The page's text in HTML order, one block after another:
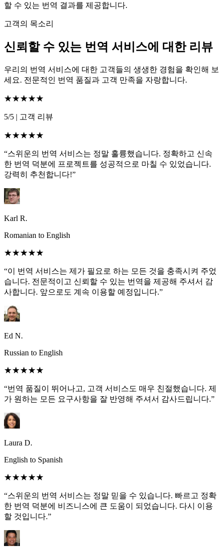
할 수 있는 번역 결과를 제공합니다.
고객의 목소리
신뢰할 수 있는 번역 서비스에 대한 리뷰
우리의 번역 서비스에 대한 고객들의 생생한 경험을 확인해 보
세요. 전문적인 번역 품질과 고객 만족을 자랑합니다.
★★★★★
5/5 | 고객 리뷰
★★★★★
“스위운의 번역 서비스는 정말 훌륭했습니다. 정확하고 신속
한 번역 덕분에 프로젝트를 성공적으로 마칠 수 있었습니다.
강력히 추천합니다!”
Karl R.
Romanian to English
★★★★★
“이 번역 서비스는 제가 필요로 하는 모든 것을 충족시켜 주었
습니다. 전문적이고 신뢰할 수 있는 번역을 제공해 주셔서 감
사합니다. 앞으로도 계속 이용할 예정입니다.”
Ed N.
Russian to English
★★★★★
“번역 품질이 뛰어나고, 고객 서비스도 매우 친절했습니다. 제
가 원하는 모든 요구사항을 잘 반영해 주셔서 감사드립니다.”
Laura D.
English to Spanish
★★★★★
“스위운의 번역 서비스는 정말 믿을 수 있습니다. 빠르고 정확
한 번역 덕분에 비즈니스에 큰 도움이 되었습니다. 다시 이용
할 것입니다.”